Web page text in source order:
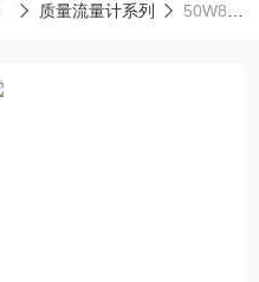
质量流量计系列 50W80-HA0A1A1AAA 德国E+H质量流量计货期短